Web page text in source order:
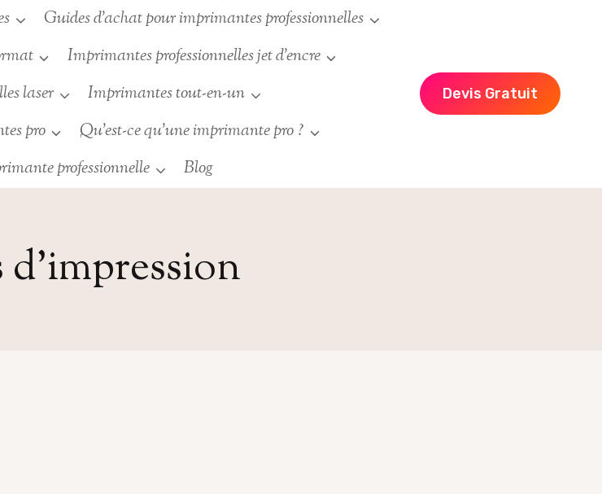
Guides d’achat pour imprimantes professionnelles
Imprimantes professionnelles jet d’encre
laser
Imprimantes tout-en-un
pro
Qu’est-ce qu’une imprimante pro ?
professionnelle
Blog
Devis Gratuit